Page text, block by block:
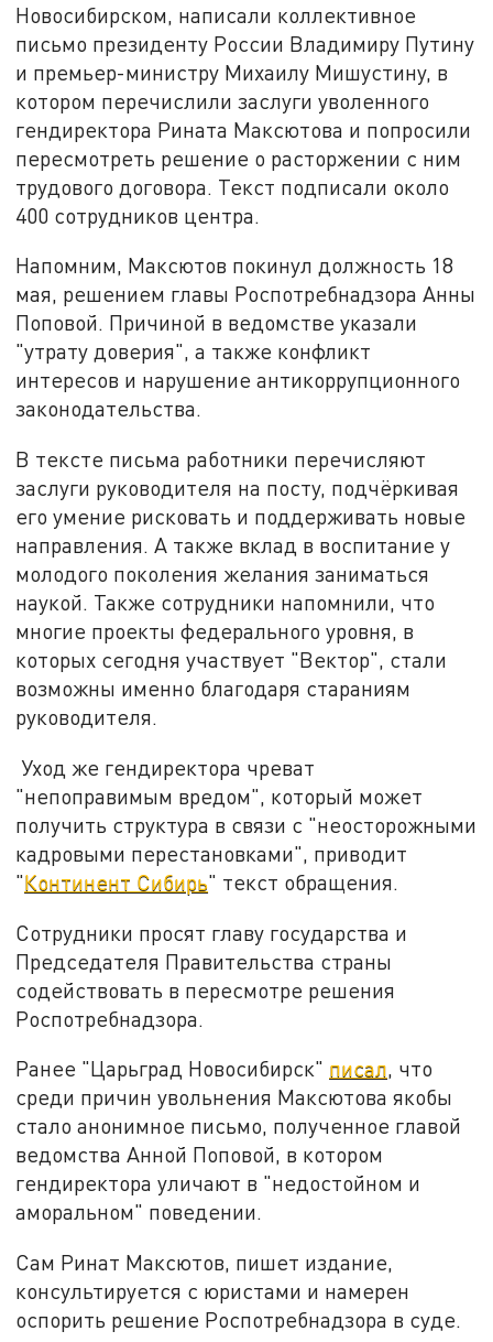
Новосибирском, написали коллективное
письмо президенту России Владимиру Путину
и премьер-министру Михаилу Мишустину, в
котором перечислили заслуги уволенного
гендиректора Рината Максютова и попросили
пересмотреть решение о расторжении с ним
трудового договора. Текст подписали около
400 сотрудников центра.
Напомним, Максютов покинул должность 18
мая, решением главы Роспотребнадзора Анны
Поповой. Причиной в ведомстве указали
"утрату доверия", а также конфликт
интересов и нарушение антикоррупционного
законодательства.
В тексте письма работники перечисляют
заслуги руководителя на посту, подчёркивая
его умение рисковать и поддерживать новые
направления. А также вклад в воспитание у
молодого поколения желания заниматься
наукой. Также сотрудники напомнили, что
многие проекты федерального уровня, в
которых сегодня участвует "Вектор", стали
возможны именно благодаря стараниям
руководителя.
Уход же гендиректора чреват
"непоправимым вредом", который может
получить структура в связи с "неосторожными
кадровыми перестановками", приводит
"Континент Сибирь" текст обращения.
Сотрудники просят главу государства и
Председателя Правительства страны
содействовать в пересмотре решения
Роспотребнадзора.
Ранее "Царьград Новосибирск" писал, что
среди причин увольнения Максютова якобы
стало анонимное письмо, полученное главой
ведомства Анной Поповой, в котором
гендиректора уличают в "недостойном и
аморальном" поведении.
Сам Ринат Максютов, пишет издание,
консультируется с юристами и намерен
оспорить решение Роспотребнадзора в суде.